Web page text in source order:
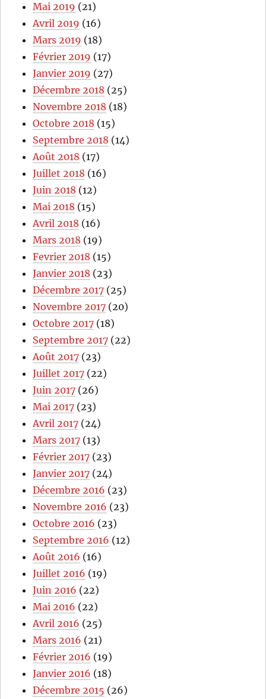
Mai 2019 (21)
Avril 2019 (16)
Mars 2019 (18)
Février 2019 (17)
Janvier 2019 (27)
Décembre 2018 (25)
Novembre 2018 (18)
Octobre 2018 (15)
Septembre 2018 (14)
Août 2018 (17)
Juillet 2018 (16)
Juin 2018 (12)
Mai 2018 (15)
Avril 2018 (16)
Mars 2018 (19)
Fevrier 2018 (15)
Janvier 2018 (23)
Décembre 2017 (25)
Novembre 2017 (20)
Octobre 2017 (18)
Septembre 2017 (22)
Août 2017 (23)
Juillet 2017 (22)
Juin 2017 (26)
Mai 2017 (23)
Avril 2017 (24)
Mars 2017 (13)
Février 2017 (23)
Janvier 2017 (24)
Décembre 2016 (23)
Novembre 2016 (23)
Octobre 2016 (23)
Septembre 2016 (12)
Août 2016 (16)
Juillet 2016 (19)
Juin 2016 (22)
Mai 2016 (22)
Avril 2016 (25)
Mars 2016 (21)
Février 2016 (19)
Janvier 2016 (18)
Décembre 2015 (26)